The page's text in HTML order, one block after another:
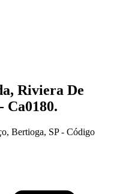
Riviera De
Ca0180.
Bertioga, SP - Código